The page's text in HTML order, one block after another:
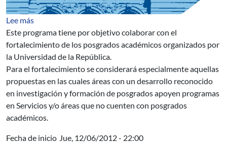
Lee mássobre Apoyo Institucional a Posgrado de la
Este programa tiene por objetivo colaborar con el
fortalecimiento de los posgrados académicos organizados por
la Universidad de la República.
Para el fortalecimiento se considerará especialmente aquellas
propuestas en las cuales áreas con un desarrollo reconocido
en investigación y formación de posgrados apoyen programas
en Servicios y/o áreas que no cuenten con posgrados
académicos.
Fecha de inicio Jue, 12/06/2012 - 22:00